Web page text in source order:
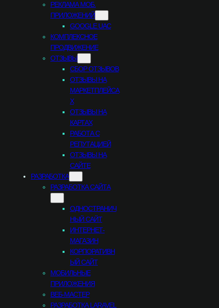
РЕКЛАМА МОБ.
ПРИЛОЖЕНИЙ
GOOGLE UAC
КОМПЛЕКСНОЕ
ПРОДВИЖЕНИЕ
ОТЗЫВЫ
СБОР ОТЗЫВОВ
ОТЗЫВЫ НА
МАРКЕТПЛЕЙСА
Х
ОТЗЫВЫ НА
КАРТАХ
РАБОТА С
РЕПУТАЦИЕЙ
ОТЗЫВЫ НА
САЙТЕ
РАЗРАБОТКА
РАЗРАБОТКА САЙТА
ОДНОСТРАНИЧ
НЫЙ САЙТ
ИНТЕРНЕТ-
МАГАЗИН
КОРПОРАТИВН
ЫЙ САЙТ
МОБИЛЬНЫЕ
ПРИЛОЖЕНИЯ
ВЕБ-МАСТЕР
РАЗРАБОТКА LARAVEL